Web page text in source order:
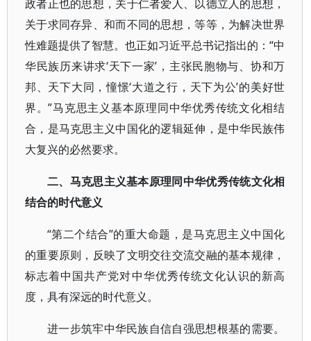
政者正也的思想，关于仁者爱人、以德立人的思想，
关于求同存异、和而不同的思想，等等，为解决世界
性难题提供了智慧。也正如习近平总书记指出的：“中
华民族历来讲求‘天下一家’，主张民胞物与、协和万
邦、天下大同，憧憬‘大道之行，天下为公’的美好世
界。”马克思主义基本原理同中华优秀传统文化相结
合，是马克思主义中国化的逻辑延伸，是中华民族伟
大复兴的必然要求。
二、马克思主义基本原理同中华优秀传统文化相
结合的时代意义
“第二个结合”的重大命题，是马克思主义中国化
的重要原则，反映了文明交往交流交融的基本规律，
标志着中国共产党对中华优秀传统文化认识的新高
度，具有深远的时代意义。
进一步筑牢中华民族自信自强思想根基的需要。